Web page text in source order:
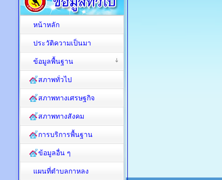
หน้าหลัก
ประวัติความเป็นมา
ข้อมูลพื้นฐาน
สภาพทั่วไป
สภาพทางเศรษฐกิจ
สภาพทางสังคม
การบริการพื้นฐาน
ข้อมูลอื่น ๆ
แผนที่ตำบลกาหลง